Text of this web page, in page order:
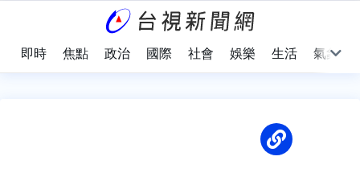
即時 焦點 政治 國際 社會 娛樂 生活 氣象